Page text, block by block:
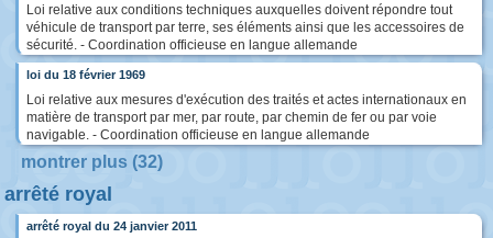
Loi relative aux conditions techniques auxquelles doivent répondre tout
véhicule de transport par terre, ses éléments ainsi que les accessoires de
sécurité. - Coordination officieuse en langue allemande
loi du 18 février 1969
Loi relative aux mesures d'exécution des traités et actes internationaux en
matière de transport par mer, par route, par chemin de fer ou par voie
navigable. - Coordination officieuse en langue allemande
montrer plus (32)
arrêté royal
arrêté royal du 24 janvier 2011